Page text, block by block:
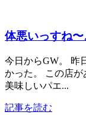
体悪いっすね〜
今日からGW。 昨
かった。 この店
美味しいパエ...
記事を読む